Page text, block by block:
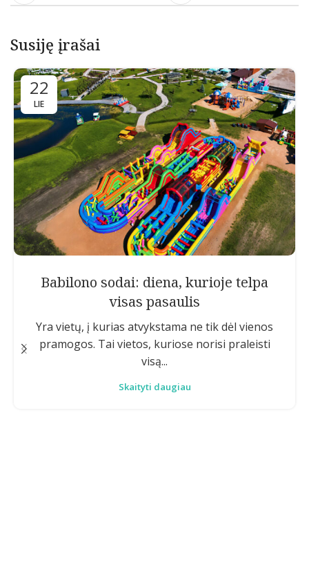
Susiję įrašai
22
LIE
Babilono sodai: diena, kurioje telpa
visas pasaulis
Yra vietų, į kurias atvykstama ne tik dėl vienos
pramogos. Tai vietos, kuriose norisi praleisti
visą...
Skaityti daugiau